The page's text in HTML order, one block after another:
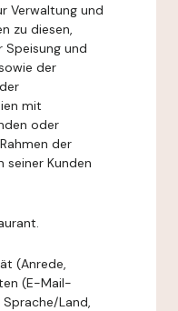
Verwaltung und
zu diesen,
Speisung und
der
mit
oder
der
seiner Kunden
(Anrede,
(E-Mail-
Sprache/Land,